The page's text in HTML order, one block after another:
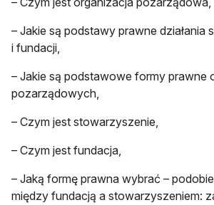
– Jakie są podstawy prawne działania
i fundacji,
– Jakie są podstawowe formy prawne
pozarządowych,
– Czym jest stowarzyszenie,
– Czym jest fundacja,
– Jaką formę prawna wybrać –
między fundacją a stowarzyszeniem: